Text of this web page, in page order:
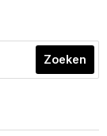
Zoeken